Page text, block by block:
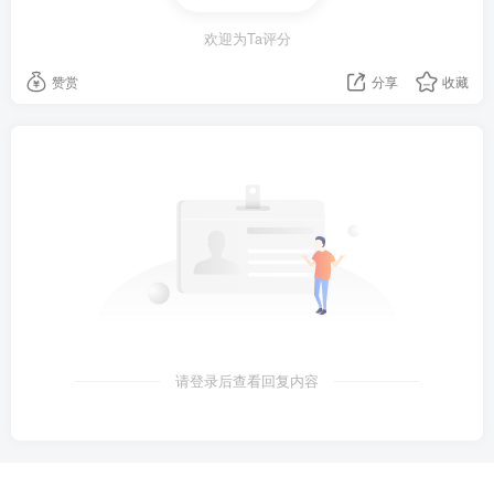
老师宋某某是故意打她，打了两次才中，不是之前网传
误伤；
据，警方已介入，商场回应：或存误会；
8、天津一小学新校区被指教室甲醛超标致孩子流鼻血、
头晕症状，家长使用简易工具测量显示超标，校方：没
9、台媒：18日6时至19日6时，解放军55架次军机、7艘
欢迎为Ta评分
赞赏 分享 收藏
请登录后查看回复内容